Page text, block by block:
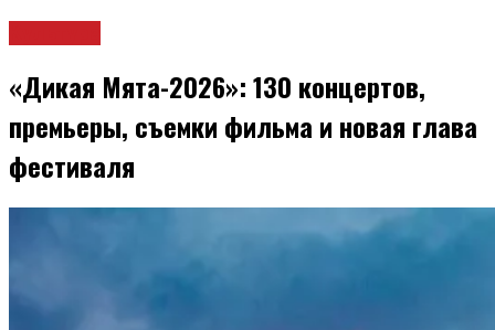
«Дикая Мята-2026»: 130 концертов,
премьеры, съемки фильма и новая глава
фестиваля